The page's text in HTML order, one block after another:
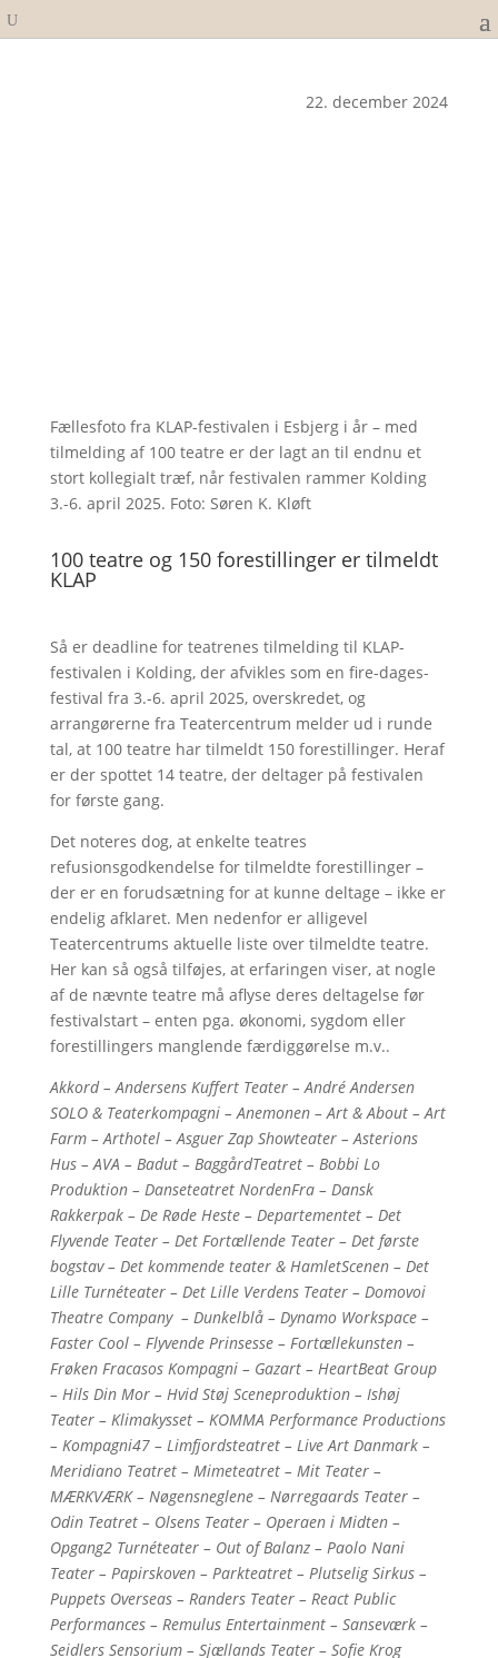
22. december 2024
Fællesfoto fra KLAP-festivalen i Esbjerg i år – med
tilmelding af 100 teatre er der lagt an til endnu et
stort kollegialt træf, når festivalen rammer Kolding
3.-6. april 2025. Foto: Søren K. Kløft
100 teatre og 150 forestillinger er tilmeldt
KLAP
Så er deadline for teatrenes tilmelding til KLAP-
festivalen i Kolding, der afvikles som en fire-dages-
festival fra 3.-6. april 2025, overskredet, og
arrangørerne fra Teatercentrum melder ud i runde
tal, at 100 teatre har tilmeldt 150 forestillinger. Heraf
er der spottet 14 teatre, der deltager på festivalen
for første gang.
Det noteres dog, at enkelte teatres
refusionsgodkendelse for tilmeldte forestillinger –
der er en forudsætning for at kunne deltage – ikke er
endelig afklaret. Men nedenfor er alligevel
Teatercentrums aktuelle liste over tilmeldte teatre.
Her kan så også tilføjes, at erfaringen viser, at nogle
af de nævnte teatre må aflyse deres deltagelse før
festivalstart – enten pga. økonomi, sygdom eller
forestillingers manglende færdiggørelse m.v..
Akkord – Andersens Kuffert Teater – André Andersen
SOLO & Teaterkompagni – Anemonen – Art & About – Art
Farm – Arthotel – Asguer Zap Showteater – Asterions
Hus – AVA – Badut – BaggårdTeatret – Bobbi Lo
Produktion – Danseteatret NordenFra – Dansk
Rakkerpak – De Røde Heste – Departementet – Det
Flyvende Teater – Det Fortællende Teater – Det første
bogstav – Det kommende teater & HamletScenen – Det
Lille Turnéteater – Det Lille Verdens Teater – Domovoi
Theatre Company – Dunkelblå – Dynamo Workspace –
Faster Cool – Flyvende Prinsesse – Fortællekunsten –
Frøken Fracasos Kompagni – Gazart – HeartBeat Group
– Hils Din Mor – Hvid Støj Sceneproduktion – Ishøj
Teater – Klimakysset – KOMMA Performance Productions
– Kompagni47 – Limfjordsteatret – Live Art Danmark –
Meridiano Teatret – Mimeteatret – Mit Teater –
MÆRKVÆRK – Nøgensneglene – Nørregaards Teater –
Odin Teatret – Olsens Teater – Operaen i Midten –
Opgang2 Turnéteater – Out of Balanz – Paolo Nani
Teater – Papirskoven – Parkteatret – Plutselig Sirkus –
Puppets Overseas – Randers Teater – React Public
Performances – Remulus Entertainment – Sanseværk –
Seidlers Sensorium – Sjællands Teater – Sofie Krog